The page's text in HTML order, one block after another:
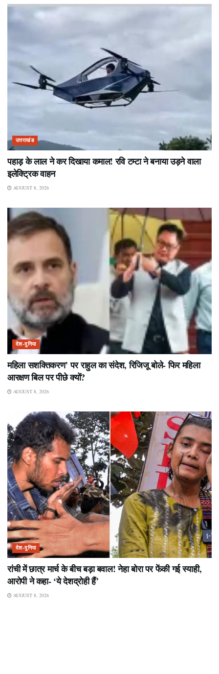
उत्तराखंड
पहाड़ के लाल ने कर दिखाया कमाल! रवि टम्टा ने बनाया उड़ने वाला
इलेक्ट्रिक वाहन
AUGUST 8, 2026
देश-दुनिया
महिला सशक्तिकरण’ पर राहुल का संदेश, रिजिजू बोले- फिर महिला
आरक्षण बिल पर पीछे क्यों?
AUGUST 8, 2026
देश-दुनिया
रांची में छात्र मार्च के बीच बड़ा बवाल! नेहा बोरा पर फेंकी गई स्याही,
आरोपी ने कहा- ‘ये देशद्रोही हैं’
AUGUST 8, 2026